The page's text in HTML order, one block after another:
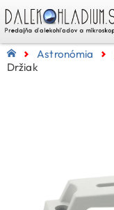
Astronómia
Držiak